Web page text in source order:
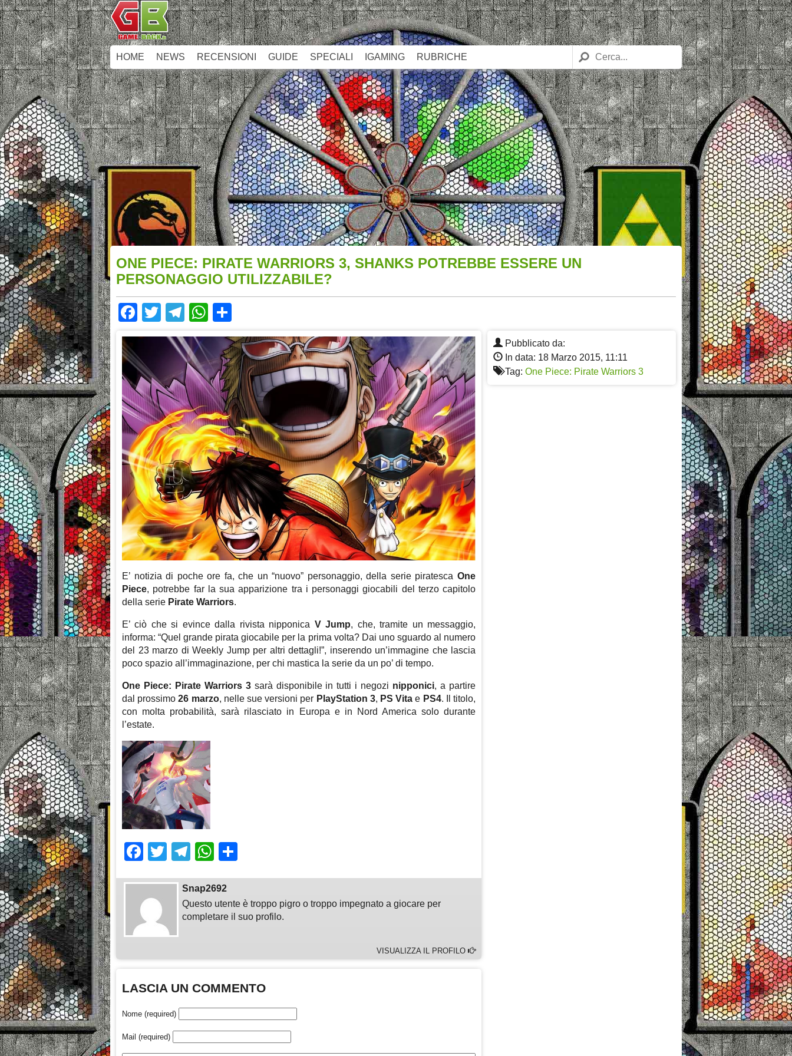
HOME NEWS RECENSIONI GUIDE SPECIALI IGAMING RUBRICHE
ONE PIECE: PIRATE WARRIORS 3, SHANKS POTREBBE ESSERE UN
PERSONAGGIO UTILIZZABILE?
Facebook
TwitterTelegram
WhatsApp
Pubblicato da:
In data: 18 Marzo 2015, 11:11
Tag: One Piece: Pirate Warriors 3
E’ notizia di poche ore fa, che un “nuovo” personaggio, della serie piratesca One
Piece, potrebbe far la sua apparizione tra i personaggi giocabili del terzo capitolo
della serie Pirate Warriors.
E’ ciò che si evince dalla rivista nipponica V Jump, che, tramite un messaggio,
informa: “Quel grande pirata giocabile per la prima volta? Dai uno sguardo al numero
del 23 marzo di Weekly Jump per altri dettagli!”, inserendo un’immagine che lascia
poco spazio all’immaginazione, per chi mastica la serie da un po’ di tempo.
One Piece: Pirate Warriors 3sarà disponibile in tutti i negozi nipponici, a partire
dal prossimo 26 marzo, nelle sue versioni per PlayStation 3, PS Vita e PS4. Il titolo,
con molta probabilità, sarà rilasciato in Europa e in Nord America solo durante
l’estate.
Facebook
TwitterTelegram
WhatsApp
Snap2692
Questo utente è troppo pigro o troppo impegnato a giocare per
completare il suo profilo.
VISUALIZZA IL PROFILO
LASCIA UN COMMENTO
Nome (required)
Mail (required)